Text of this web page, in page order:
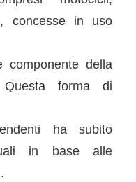
concesse in uso
componente della
Questa forma di
ha subito
in base alle